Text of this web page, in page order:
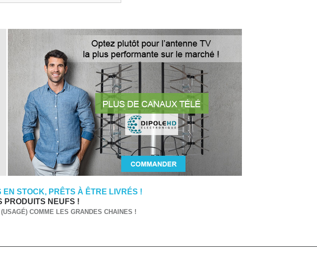
STOCK, PRÊTS À ÊTRE LIVRÉS !
PRODUITS NEUFS !
COMME LES GRANDES CHAINES !